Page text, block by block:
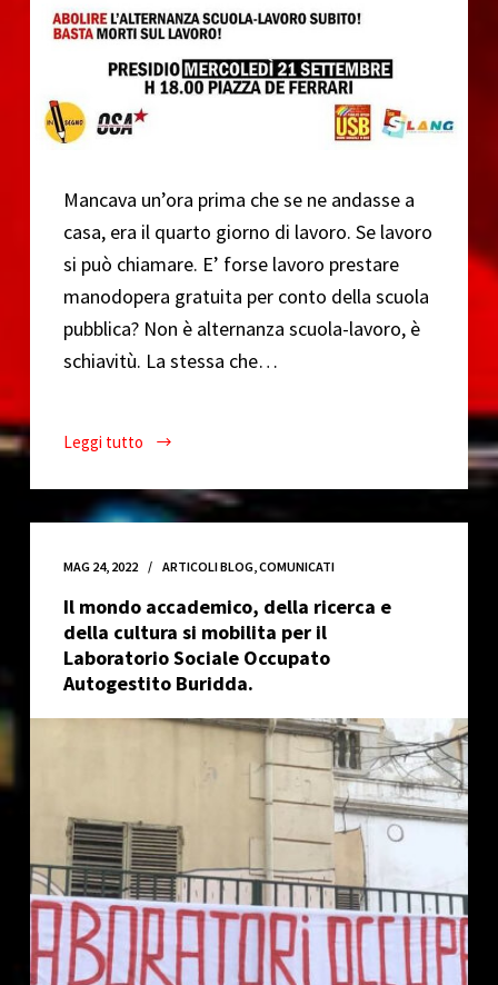
Mancava un’ora prima che se ne andasse a
casa, era il quarto giorno di lavoro. Se lavoro
si può chiamare. E’ forse lavoro prestare
manodopera gratuita per conto della scuola
pubblica? Non è alternanza scuola-lavoro, è
schiavitù. La stessa che…
Leggi tutto
Mancava
prima
andare
casa
–
Presidio
21/09/22
MAG 24, 2022 ARTICOLI BLOG, COMUNICATI
Il mondo accademico, della ricerca e
della cultura si mobilita per il
Laboratorio Sociale Occupato
Autogestito Buridda.